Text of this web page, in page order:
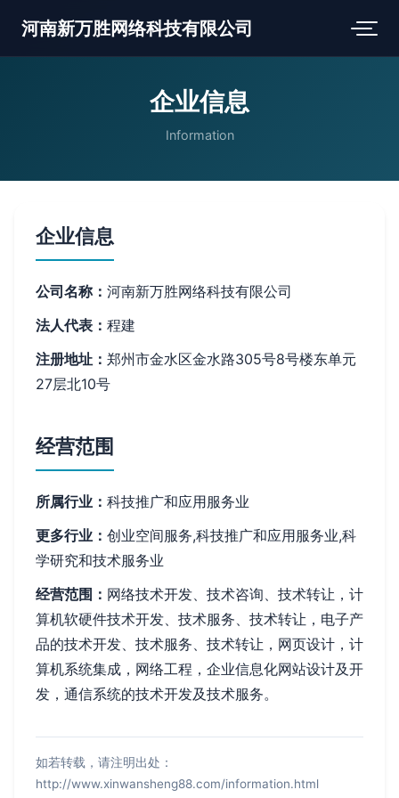
河南新万胜网络科技有限公司
企业信息
Information
企业信息
公司名称： 河南新万胜网络科技有限公司
法人代表： 程建
注册地址： 郑州市金水区金水路305号8号楼东单元
27层北10号
经营范围
所属行业： 科技推广和应用服务业
更多行业： 创业空间服务,科技推广和应用服务业,科
学研究和技术服务业
经营范围： 网络技术开发、技术咨询、技术转让，计
算机软硬件技术开发、技术服务、技术转让，电子产
品的技术开发、技术服务、技术转让，网页设计，计
算机系统集成，网络工程，企业信息化网站设计及开
发，通信系统的技术开发及技术服务。
如若转载，请注明出处：
http://www.xinwansheng88.com/information.html